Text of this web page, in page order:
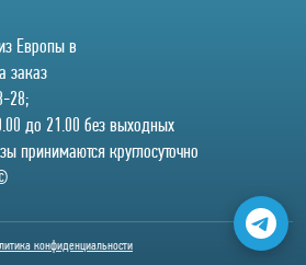
Европы в
заказ
28;
до 21.00 без выходных
принимаются круглосуточно
конфиденциальности